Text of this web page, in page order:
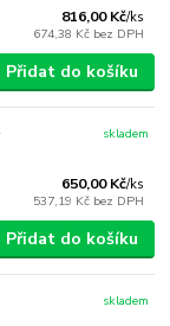
816,00 Kč/ks
674,38 Kč bez DPH
Přidat do košíku
650,00 Kč/ks
537,19 Kč bez DPH
skladem
Přidat do košíku
skladem